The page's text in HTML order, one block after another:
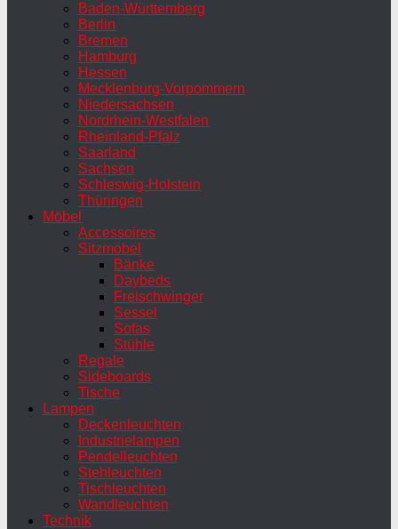
Baden-Württemberg
Berlin
Bremen
Hamburg
Hessen
Mecklenburg-Vorpommern
Niedersachsen
Nordrhein-Westfalen
Rheinland-Pfalz
Saarland
Sachsen
Schleswig-Holstein
Thüringen
Möbel
Accessoires
Sitzmöbel
Bänke
Daybeds
Freischwinger
Sessel
Sofas
Stühle
Regale
Sideboards
Tische
Lampen
Deckenleuchten
Industrielampen
Pendelleuchten
Stehleuchten
Tischleuchten
Wandleuchten
Technik